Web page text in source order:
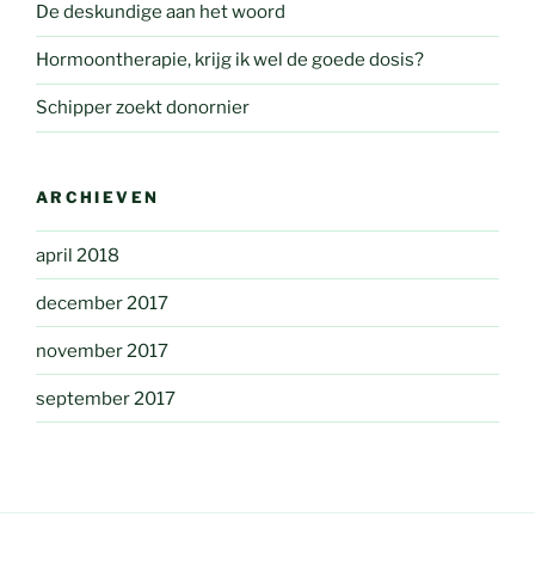
De deskundige aan het woord
Hormoontherapie, krijg ik wel de goede dosis?
Schipper zoekt donornier
ARCHIEVEN
april 2018
december 2017
november 2017
september 2017